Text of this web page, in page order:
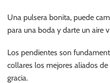
Una pulsera bonita, puede
para una boda y darte un aire
Los pendientes son
collares los mejores aliados
gracia.